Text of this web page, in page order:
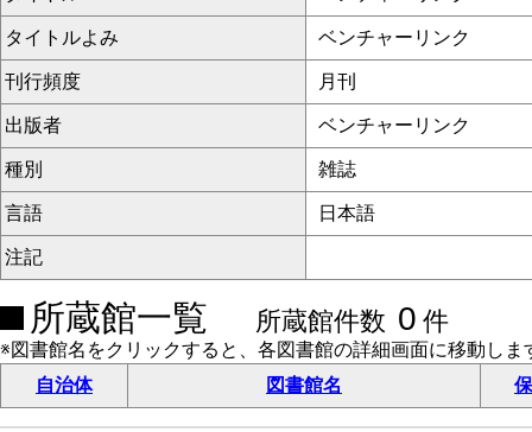
タイトルよみ ベンチャーリンク
刊行頻度 月刊
出版者 ベンチャーリンク
種別 雑誌
言語 日本語
注記
所蔵館一覧 所蔵館件数 0 件
※図書館名をクリックすると、各図書館の詳細画面に移動しま
自治体
図書館名